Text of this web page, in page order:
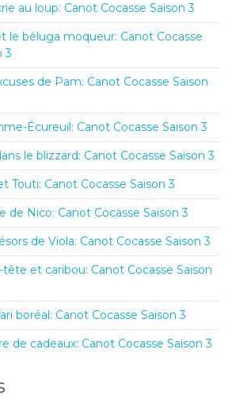
au loup: Canot Cocasse Saison 3
le béluga moqueur: Canot Cocasse
3
de Pam: Canot Cocasse Saison
Écureuil: Canot Cocasse Saison 3
le blizzard: Canot Cocasse Saison 3
Touti: Canot Cocasse Saison 3
de Nico: Canot Cocasse Saison 3
de Viola: Canot Cocasse Saison 3
tête et caribou: Canot Cocasse Saison
boréal: Canot Cocasse Saison 3
de cadeaux: Canot Cocasse Saison 3